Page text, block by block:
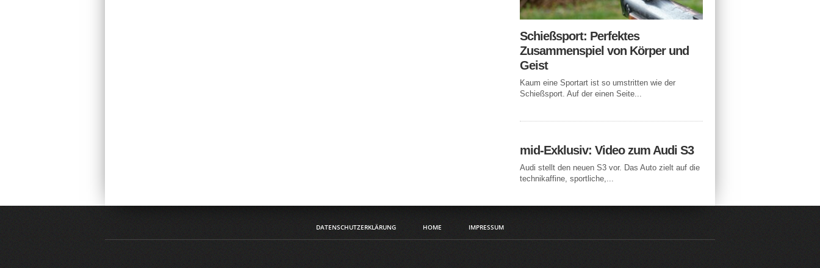
Schießsport: Perfektes
Zusammenspiel von Körper und
Geist
Kaum eine Sportart ist so umstritten wie der
Schießsport. Auf der einen Seite...
mid-Exklusiv: Video zum Audi S3
Audi stellt den neuen S3 vor. Das Auto zielt auf die
technikaffine, sportliche,...
DATENSCHUTZERKLÄRUNG HOME IMPRESSUM